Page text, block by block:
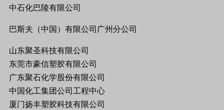
中石化巴陵有限公司
巴斯夫（中国）有限公司广州分公司
山东聚圣科技有限公司
东莞市豪信塑胶有限公司
广东聚石化学股份有限公司
中国化工集团公司工程中心
厦门扬丰塑胶科技有限公司